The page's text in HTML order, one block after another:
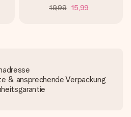
19,99 15,99
& ansprechende Verpackung